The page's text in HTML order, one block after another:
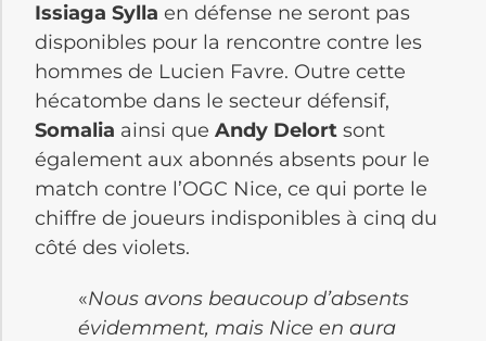
Issiaga Sylla en défense ne seront pas
disponibles pour la rencontre contre les
hommes de Lucien Favre. Outre cette
hécatombe dans le secteur défensif,
Somalia ainsi que Andy Delort sont
également aux abonnés absents pour le
match contre l’OGC Nice, ce qui porte le
chiffre de joueurs indisponibles à cinq du
côté des violets.
«Nous avons beaucoup d’absents
évidemment, mais Nice en aura